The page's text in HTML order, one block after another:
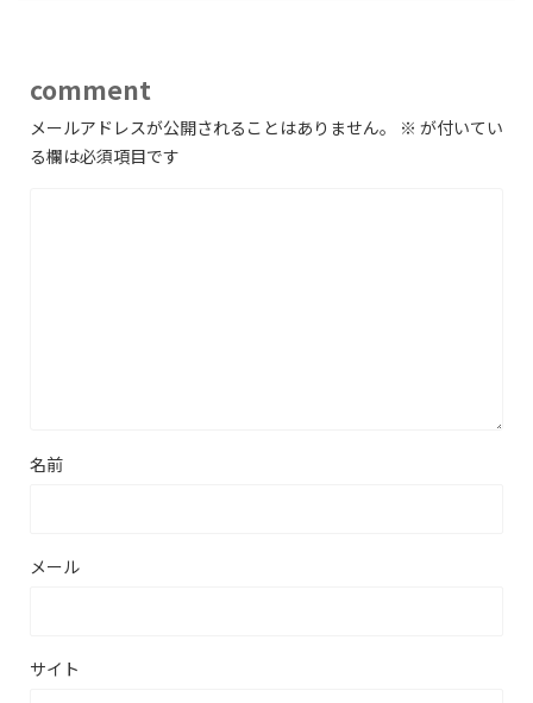
comment
メールアドレスが公開されることはありません。 ※ が付いてい
る欄は必須項目です
名前
メール
サイト